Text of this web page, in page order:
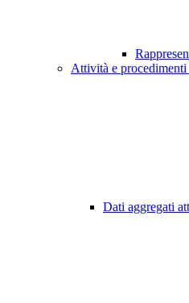
Attività e procedimenti
Dati aggregati